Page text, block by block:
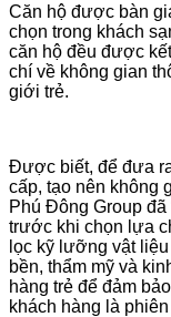
Căn hộ được bàn
chọn trong khách
căn hộ đều được
chí về không gian
giới trẻ.
Được biết, để đưa
cấp, tạo nên không
Phú Đông Group đã
trước khi chọn lựa
lọc kỹ lưỡng vật
bền, thẩm mỹ và
hàng trẻ để đảm
khách hàng là